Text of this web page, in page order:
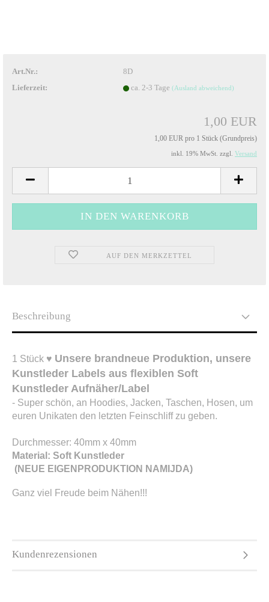
Art.Nr.:
8D
Lieferzeit:
ca. 2-3 Tage (Ausland abweichend)
1,00 EUR
1,00 EUR pro 1 Stück (Grundpreis)
inkl. 19% MwSt. zzgl. Versand
AUF DEN MERKZETTEL
Beschreibung
1 Stück ♥ Unsere brandneue Produktion, unsere
Kunstleder Labels aus flexiblen Soft
Kunstleder Aufnäher/Label
- Super schön, an Hoodies, Jacken, Taschen, Hosen, um
euren Unikaten den letzten Feinschliff zu geben.
Durchmesser: 40mm x 40mm
Material: Soft Kunstleder
(NEUE EIGENPRODUKTION NAMIJDA)​
Ganz viel Freude beim Nähen!!!
Kundenrezensionen